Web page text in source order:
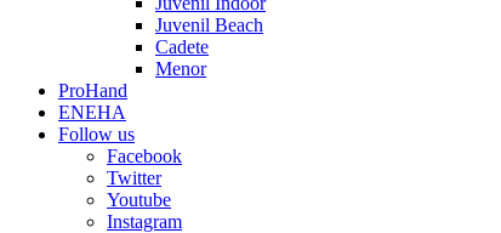
Juvenil Beach
Cadete
Menor
ProHand
ENEHA
Follow us
Facebook
Twitter
Youtube
Instagram